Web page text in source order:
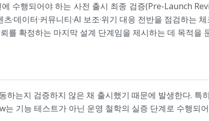
수행되어야 하는 사전 출시 최종 검증(Pre-Launch
츠·데이터·커뮤니티·AI 보조·위기 대응 전반을 점검하
를 확정하는 마지막 설계 단계임을 제시하는 데 목적을
는지 검증하지 않은 채 출시했기 때문에 발생한다. 특
기능 테스트가 아닌 운영 철학의 실증 단계로 수행되